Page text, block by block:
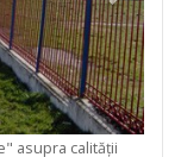
asupra calității